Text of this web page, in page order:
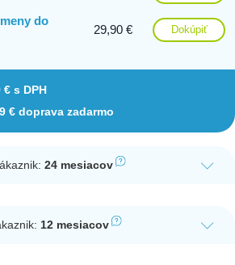
do
29,90 € Dokúpiť
€ s DPH
€ doprava zadarmo
24 mesiacov
účtu.
12 mesiacov